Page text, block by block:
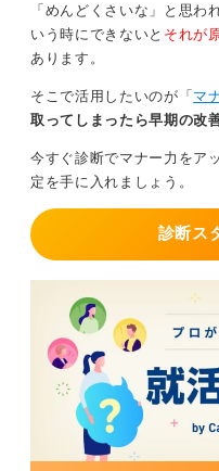
「めんどくさいな」と思わ
いう時にできないと それが
あります。
そこで活用したいのが「マ
取ってしまったら早期の改
今すぐ診断でマナー力をア
定を手に入れましょう。
診断ス